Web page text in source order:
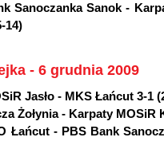
Sanoczanka Sanok -
14)
- 6 grudnia 2009
Jasło - MKS Łańcut 3-1
Żołynia - Karpaty MOSiR
Łańcut - PBS Bank